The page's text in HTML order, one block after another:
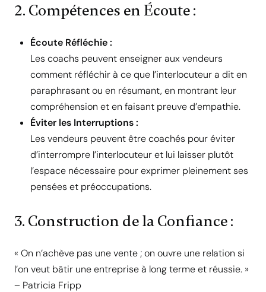
2. Compétences en Écoute :
Écoute Réfléchie :
Les coachs peuvent enseigner aux vendeurs
comment réfléchir à ce que l’interlocuteur a dit en
paraphrasant ou en résumant, en montrant leur
compréhension et en faisant preuve d’empathie.
Éviter les Interruptions :
Les vendeurs peuvent être coachés pour éviter
d’interrompre l’interlocuteur et lui laisser plutôt
l’espace nécessaire pour exprimer pleinement ses
pensées et préoccupations.
3. Construction de la Confiance :
« On n’achève pas une vente ; on ouvre une relation si
l’on veut bâtir une entreprise à long terme et réussie. »
– Patricia Fripp